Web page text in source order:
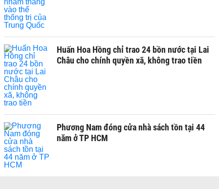
Huấn Hoa Hồng chỉ trao 24 bồn nước tại Lai
Châu cho chính quyền xã, không trao tiền
Phương Nam đóng cửa nhà sách tồn tại 44
năm ở TP HCM